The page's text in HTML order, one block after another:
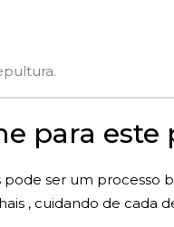
para este
ser um processo
, cuidando de cada